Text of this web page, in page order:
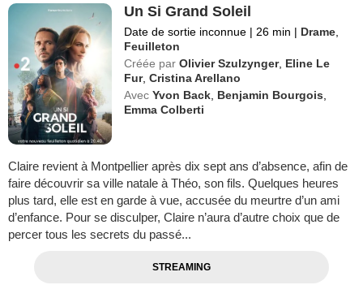
Un Si Grand Soleil
Date de sortie inconnue | 26 min | Drame
Feuilleton
Créée par Olivier Szulzynger, Eline Le
Fur,Cristina Arellano
Avec Yvon Back Benjamin Bourgois
Emma Colberti
Claire revient à Montpellier après dix sept ans d’absence, afin de
faire découvrir sa ville natale à Théo, son fils. Quelques heures
plus tard, elle est en garde à vue, accusée du meurtre d’un ami
d’enfance. Pour se disculper, Claire n’aura d’autre choix que de
percer tous les secrets du passé...
STREAMING